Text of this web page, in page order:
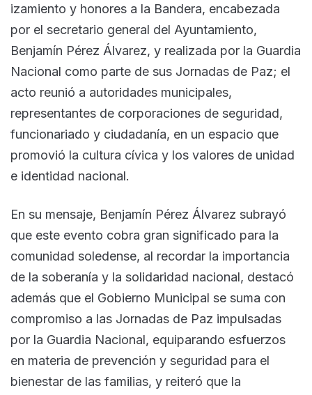
izamiento y honores a la Bandera, encabezada
por el secretario general del Ayuntamiento,
Benjamín Pérez Álvarez, y realizada por la Guardia
Nacional como parte de sus Jornadas de Paz; el
acto reunió a autoridades municipales,
representantes de corporaciones de seguridad,
funcionariado y ciudadanía, en un espacio que
promovió la cultura cívica y los valores de unidad
e identidad nacional.
En su mensaje, Benjamín Pérez Álvarez subrayó
que este evento cobra gran significado para la
comunidad soledense, al recordar la importancia
de la soberanía y la solidaridad nacional, destacó
además que el Gobierno Municipal se suma con
compromiso a las Jornadas de Paz impulsadas
por la Guardia Nacional, equiparando esfuerzos
en materia de prevención y seguridad para el
bienestar de las familias, y reiteró que la